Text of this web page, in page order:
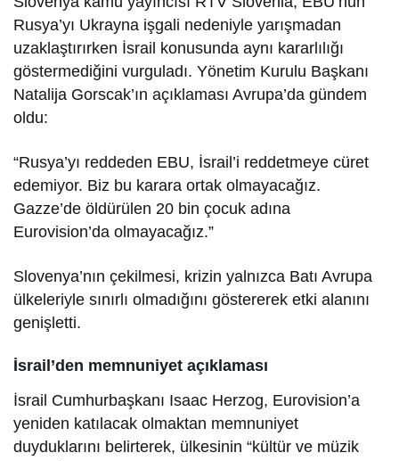
Rusya’yı Ukrayna işgali nedeniyle yarışmadan
uzaklaştırırken İsrail konusunda aynı kararlılığı
göstermediğini vurguladı. Yönetim Kurulu Başkanı
Natalija Gorscak’ın açıklaması Avrupa’da gündem
oldu:
“Rusya’yı reddeden EBU, İsrail’i reddetmeye cüret
edemiyor. Biz bu karara ortak olmayacağız.
Gazze’de öldürülen 20 bin çocuk adına
Eurovision’da olmayacağız.”
Slovenya’nın çekilmesi, krizin yalnızca Batı Avrupa
ülkeleriyle sınırlı olmadığını göstererek etki alanını
genişletti.
İsrail’den memnuniyet açıklaması
İsrail Cumhurbaşkanı Isaac Herzog, Eurovision’a
yeniden katılacak olmaktan memnuniyet
duyduklarını belirterek, ülkesinin “kültür ve müzik